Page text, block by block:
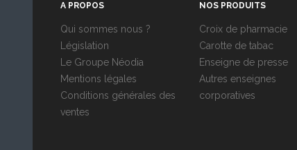
A PROPOS
Qui sommes nous ?
Législation
Le Groupe Néodia
Mentions légales
Conditions générales des
ventes
NOS PRODUITS
Croix de pharmacie
Carotte de tabac
Enseigne de presse
Autres enseignes
corporatives